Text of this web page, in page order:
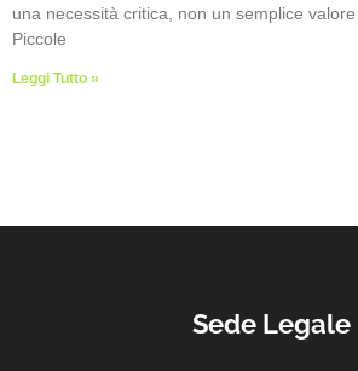
una necessità critica, non un semplice
Piccole
Leggi Tutto »
Sede Legale